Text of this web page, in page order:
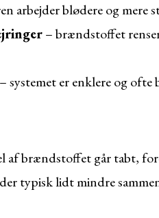
arbejder blødere og mere
– brændstoffet
– systemet er enklere og ofte
af brændstoffet går tabt,
typisk lidt mindre